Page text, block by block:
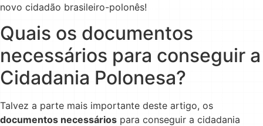
novo cidadão brasileiro-polonês!
Quais os documentos
necessários para conseguir a
Cidadania Polonesa?
Talvez a parte mais importante deste artigo, os
documentos necessários para conseguir a cidadania